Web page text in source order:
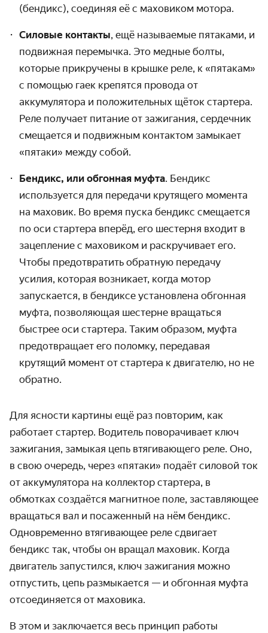
(бендикс), соединяя её с маховиком мотора.
Силовые контакты, ещё называемые пятаками, и
подвижная перемычка. Это медные болты,
которые прикручены в крышке реле, к «пятакам»
с помощью гаек крепятся провода от
аккумулятора и положительных щёток стартера.
Реле получает питание от зажигания, сердечник
смещается и подвижным контактом замыкает
«пятаки» между собой.
Бендикс, или обгонная муфта. Бендикс
используется для передачи крутящего момента
на маховик. Во время пуска бендикс смещается
по оси стартера вперёд, его шестерня входит в
зацепление с маховиком и раскручивает его.
Чтобы предотвратить обратную передачу
усилия, которая возникает, когда мотор
запускается, в бендиксе установлена обгонная
муфта, позволяющая шестерне вращаться
быстрее оси стартера. Таким образом, муфта
предотвращает его поломку, передавая
крутящий момент от стартера к двигателю, но не
обратно.
Для ясности картины ещё раз повторим, как
работает стартер. Водитель поворачивает ключ
зажигания, замыкая цепь втягивающего реле. Оно,
в свою очередь, через «пятаки» подаёт силовой ток
от аккумулятора на коллектор стартера, в
обмотках создаётся магнитное поле, заставляющее
вращаться вал и посаженный на нём бендикс.
Одновременно втягивающее реле сдвигает
бендикс так, чтобы он вращал маховик. Когда
двигатель запустился, ключ зажигания можно
отпустить, цепь размыкается — и обгонная муфта
отсоединяется от маховика.
В этом и заключается весь принцип работы